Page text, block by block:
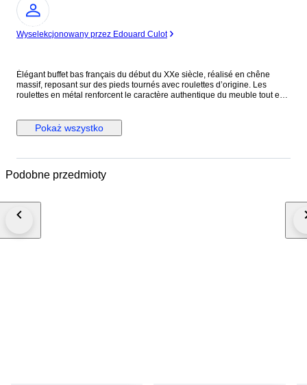
Ekspert
Wyselekcjonowany przez Edouard Culot
Élégant buffet bas français du début du XXe siècle, réalisé en chêne
massif, reposant sur des pieds tournés avec roulettes d’origine. Les
roulettes en métal renforcent le caractère authentique du meuble tout en
sont montées sur des charnières métalliques anciennes, solides et
parfaitement fonctionnelles, témoignant d’un beau savoir-faire. L’intérieur
façonnée apportant une touche décorative distinctive. Le veinage du
papier décoratif vintage, soulignant le caractère ancien de la pièce. Le
rangement.
Pokaż wszystko
Podobne przedmioty